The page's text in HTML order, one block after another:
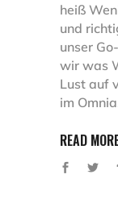
heiß
und
unser
wir was
Lust auf
im
READ